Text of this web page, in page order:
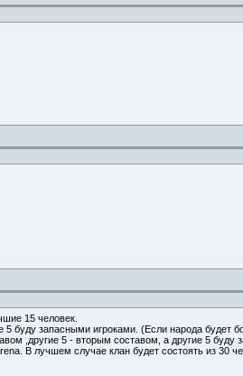
15 человек.
буду запасными игроками. (Если народа будет
,другие 5 - вторым составом, а другие 5
В лучшем случае клан будет состоять из 30